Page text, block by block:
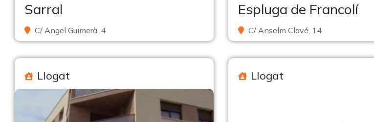
Sarral
C/ Angel Guimerà, 4
Espluga de Francolí
C/ Anselm Clavé, 14
Llogat Llogat